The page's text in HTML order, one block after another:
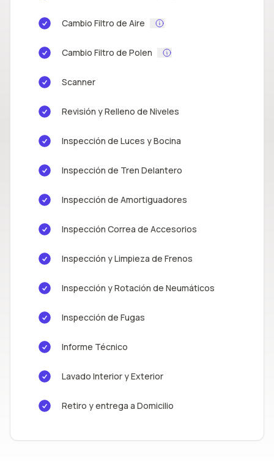
Cambio Filtro de Aire
Cambio Filtro de Polen
Scanner
Revisión y Relleno de Niveles
Inspección de Luces y Bocina
Inspección de Tren Delantero
Inspección de Amortiguadores
Inspección Correa de Accesorios
Inspección y Limpieza de Frenos
Inspección y Rotación de Neumáticos
Inspección de Fugas
Informe Técnico
Lavado Interior y Exterior
Retiro y entrega a Domicilio